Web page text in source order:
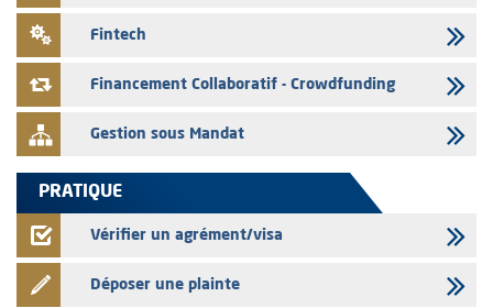
31/07/2026
L’AMMC met sur son site internet les publications réalisées par les
émetteurs du 30 au 31 juillet 2026
Fintech
Financement Collaboratif - Crowdfunding
Gestion sous Mandat
PRATIQUE
Vérifier un agrément/visa
Déposer une plainte